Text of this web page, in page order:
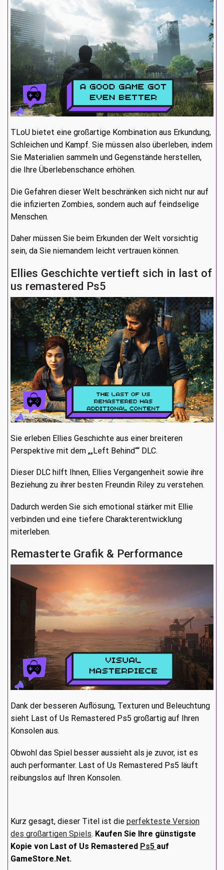
TLoU bietet eine großartige Kombination aus Erkundung,
Schleichen und Kampf. Sie müssen also überleben, indem
Sie Materialien sammeln und Gegenstände herstellen,
die Ihre Überlebenschance erhöhen.
Die Gefahren dieser Welt beschränken sich nicht nur auf
die infizierten Zombies, sondern auch auf feindselige
Menschen.
Daher müssen Sie beim Erkunden der Welt vorsichtig
sein, da Sie niemandem leicht vertrauen können.
Ellies Geschichte vertieft sich in last of
us remastered Ps5
Sie erleben Ellies Geschichte aus einer breiteren
Perspektive mit dem „„Left Behind““ DLC.
Dieser DLC hilft Ihnen, Ellies Vergangenheit sowie ihre
Beziehung zu ihrer besten Freundin Riley zu verstehen.
Dadurch werden Sie sich emotional stärker mit Ellie
verbinden und eine tiefere Charakterentwicklung
miterleben.
Remasterte Grafik & Performance
Dank der besseren Auflösung, Texturen und Beleuchtung
sieht Last of Us Remastered Ps5 großartig auf Ihren
Konsolen aus.
Obwohl das Spiel besser aussieht als je zuvor, ist es
auch performanter. Last of Us Remastered Ps5 läuft
reibungslos auf Ihren Konsolen.
Kurz gesagt, dieser Titel ist die perfekteste Version
des großartigen Spiels. Kaufen Sie Ihre günstigste
Kopie von Last of Us Remastered Ps5 auf
GameStore.Net.